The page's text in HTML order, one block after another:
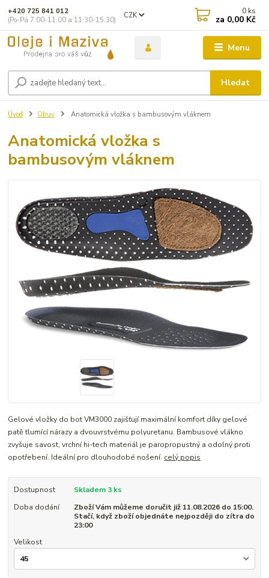
Menu
CZK
Hledat
+420 725 841 012
(Po-Pá 7:00-11:00 a 11:30-15:30)
0 ks
za 0,00 Kč
Úvod Obuv Anatomická vložka s bambusovým vláknem
Anatomická vložka s
bambusovým vláknem
Gelové vložky do bot VM3000 zajišťují maximální komfort díky gelové
patě tlumící nárazy a dvouvrstvému polyuretanu. Bambusové vlákno
zvyšuje savost, vrchní hi-tech materiál je paropropustný a odolný proti
opotřebení. Ideální pro dlouhodobé nošení. celý popis
Dostupnost
Skladem 3 ks
Doba dodání
Zboží Vám můžeme doručit již 11.08.2026 do 15:00.
Stačí, když zboží objednáte nejpozději do zítra do
23:00
Velikost